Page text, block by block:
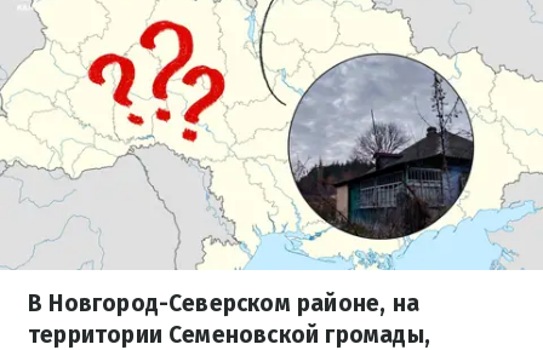
В Новгород-Северском районе, на
территории Семеновской громады,